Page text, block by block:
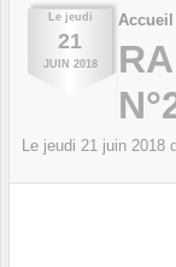
Le jeudi
21
JUIN 2018
Accueil
Le jeudi 21 juin 2018